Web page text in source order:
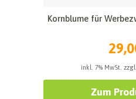
Kornblume für
inkl. 7% MwSt.
Zum